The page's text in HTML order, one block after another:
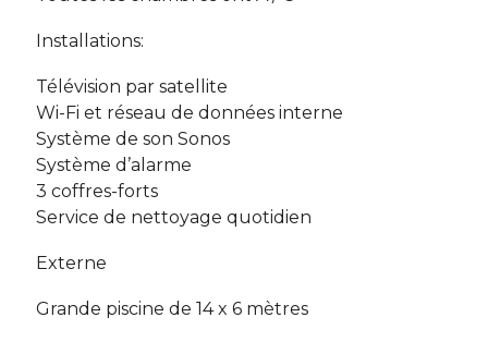
Installations:
Télévision par satellite
Wi-Fi et réseau de données interne
Système de son Sonos
Système d’alarme
3 coffres-forts
Service de nettoyage quotidien
Externe
Grande piscine de 14 x 6 mètres